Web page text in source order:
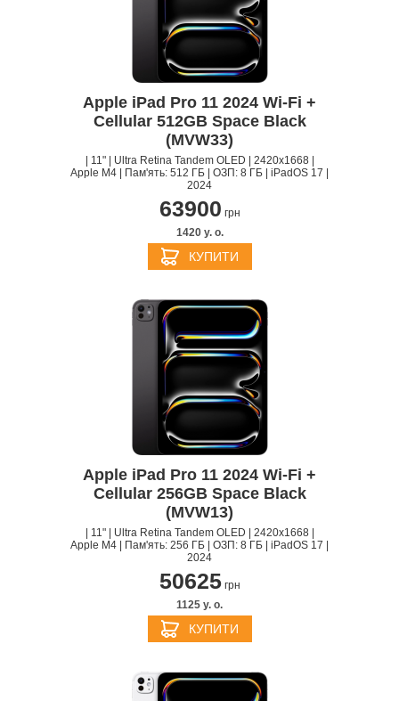
Apple iPad Pro 11 2024 Wi-Fi +
Cellular 512GB Space Black
(MVW33)
| 11" | Ultra Retina Tandem OLED | 2420x1668 |
Apple M4 | Пам'ять: 512 ГБ | ОЗП: 8 ГБ | iPadOS 17 |
2024
63900 грн
1420 y. о.
КУПИТИ
Apple iPad Pro 11 2024 Wi-Fi +
Cellular 256GB Space Black
(MVW13)
| 11" | Ultra Retina Tandem OLED | 2420x1668 |
Apple M4 | Пам'ять: 256 ГБ | ОЗП: 8 ГБ | iPadOS 17 |
2024
50625грн
1125 y. о.
КУПИТИ